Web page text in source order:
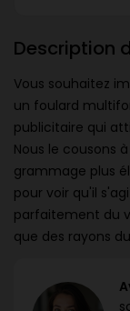
Description
Vous souhaitez
un foulard
publicitaire qui
Nous le cousons
grammage plus
pour voir qu'il
parfaitement du
que des rayons